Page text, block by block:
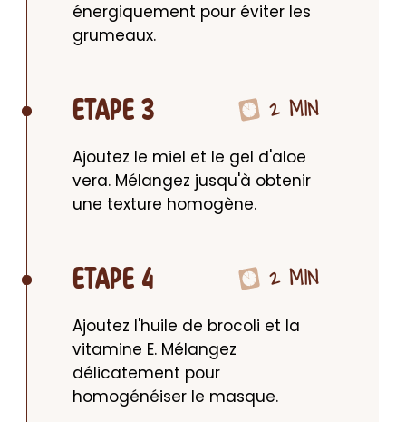
énergiquement pour éviter les
grumeaux.
ETAPE 3 2 MIN
Ajoutez le miel et le gel d'aloe
vera. Mélangez jusqu'à obtenir
une texture homogène.
ETAPE 4 2 MIN
Ajoutez l'huile de brocoli et la
vitamine E. Mélangez
délicatement pour
homogénéiser le masque.